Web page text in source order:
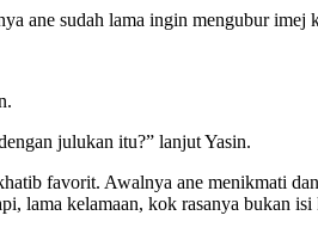
ane sudah lama ingin mengubur imej
julukan itu?” lanjut Yasin.
favorit. Awalnya ane menikmati
lama kelamaan, kok rasanya bukan